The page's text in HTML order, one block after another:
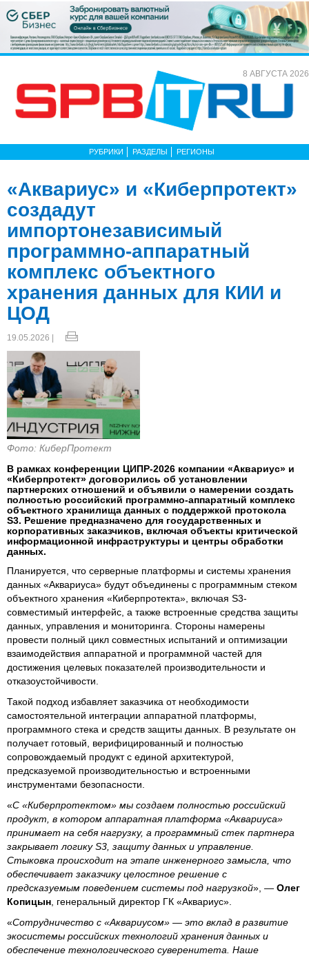
8 АВГУСТА 2026
РУБРИКИ РАЗДЕЛЫ РЕГИОНЫ
«Аквариус» и «Киберпротект»
создадут
импортонезависимый
программно-аппаратный
комплекс объектного
хранения данных для КИИ и
ЦОД
19.05.2026 |
Фото: КиберПротект
В рамках конференции ЦИПР-2026 компании «Аквариус» и
«Киберпротект» договорились об установлении
партнерских отношений и объявили о намерении создать
полностью российский программно-аппаратный комплекс
объектного хранилища данных с поддержкой протокола
S3. Решение предназначено для государственных и
корпоративных заказчиков, включая объекты критической
информационной инфраструктуры и центры обработки
данных.
Планируется, что серверные платформы и системы хранения
данных «Аквариуса» будут объединены с программным стеком
объектного хранения «Киберпротекта», включая S3-
совместимый интерфейс, а также встроенные средства защиты
данных, управления и мониторинга. Стороны намерены
провести полный цикл совместных испытаний и оптимизации
взаимодействия аппаратной и программной частей для
достижения целевых показателей производительности и
отказоустойчивости.
Такой подход избавляет заказчика от необходимости
самостоятельной интеграции аппаратной платформы,
программного стека и средств защиты данных. В результате он
получает готовый, верифицированный и полностью
сопровождаемый продукт с единой архитектурой,
предсказуемой производительностью и встроенными
инструментами безопасности.
«С «Киберпротектом» мы создаем полностью российский
продукт, в котором аппаратная платформа «Аквариуса»
принимает на себя нагрузку, а программный стек партнера
закрывает логику S3, защиту данных и управление.
Стыковка происходит на этапе инженерного замысла, что
обеспечивает заказчику целостное решение с
предсказуемым поведением системы под нагрузкой», — Олег
Копицын , генеральный директор ГК «Аквариус».
«Сотрудничество с «Аквариусом» — это вклад в развитие
экосистемы российских технологий хранения данных и
обеспечение технологического суверенитета. Наше